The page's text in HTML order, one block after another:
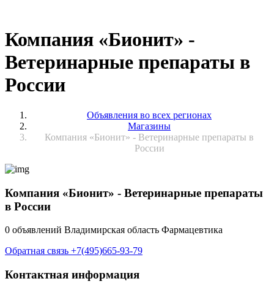
Компания «Бионит» -
Ветеринарные препараты в
России
Объявления во всех регионах
Магазины
Компания «Бионит» - Ветеринарные препараты в
России
Компания «Бионит» - Ветеринарные препараты
в России
0 объявлений Владимирская область Фармацевтика
Обратная связь +7(495)665-93-79
Контактная информация